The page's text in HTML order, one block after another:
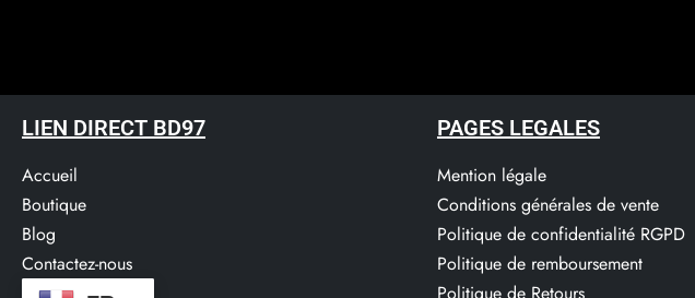
LIEN DIRECT BD97
Accueil
Boutique
Blog
Contactez-nous
PAGES LEGALES
Mention légale
Conditions générales de vente
Politique de confidentialité RGPD
Politique de remboursement